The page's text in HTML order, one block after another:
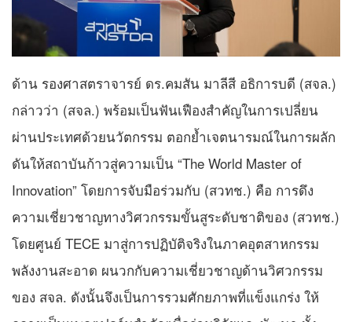
ด้าน รองศาสตราจารย์ ดร.คมสัน มาลีสี อธิการบดี (สจล.)
กล่าวว่า (สจล.) พร้อมเป็นฟันเฟืองสำคัญในการเปลี่ยน
ผ่านประเทศด้วยนวัตกรรม ตอกย้ำเจตนารมณ์ในการผลัก
ดันให้สถาบันก้าวสู่ความเป็น “The World Master of
Innovation” โดยการจับมือร่วมกับ (สวทช.) คือ การดึง
ความเชี่ยวชาญทางวิศวกรรมขั้นสูระดับชาติของ (สวทช.)
โดยศูนย์ TECE มาสู่การปฏิบัติจริงในภาคอุตสาหกรรม
พลังงานสะอาด ผนวกกับความเชี่ยวชาญด้านวิศวกรรม
ของ สจล. ดังนั้นจึงเป็นการรวมศักยภาพที่แข็งแกร่ง ให้